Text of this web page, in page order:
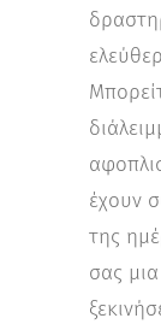
έχουν
της
σας